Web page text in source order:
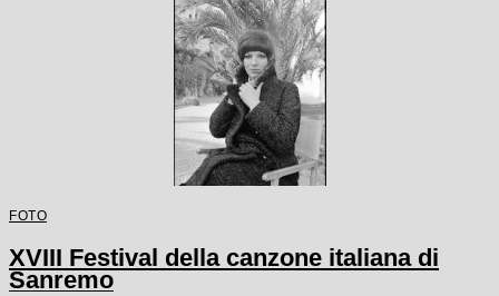
FOTO
XVIII Festival della canzone italiana di
Sanremo